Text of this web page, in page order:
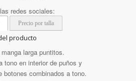
redes sociales:
Precio por talla
producto
larga puntitos.
tono en interior de puños y
botones combinados a tono.